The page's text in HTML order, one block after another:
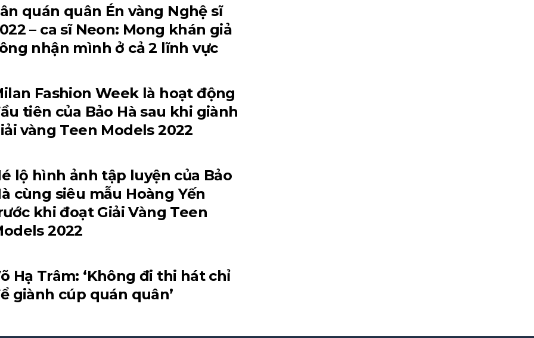
quán quân Én vàng Nghệ sĩ
– ca sĩ Neon: Mong khán giả
nhận mình ở cả 2 lĩnh vực
Fashion Week là hoạt động
tiên của Bảo Hà sau khi giành
vàng Teen Models 2022
lộ hình ảnh tập luyện của Bảo
cùng siêu mẫu Hoàng Yến
khi đoạt Giải Vàng Teen
2022
Hạ Trâm: ‘Không đi thi hát chỉ
giành cúp quán quân’